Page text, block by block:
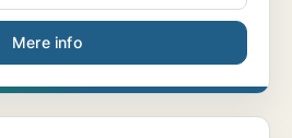
Mere info